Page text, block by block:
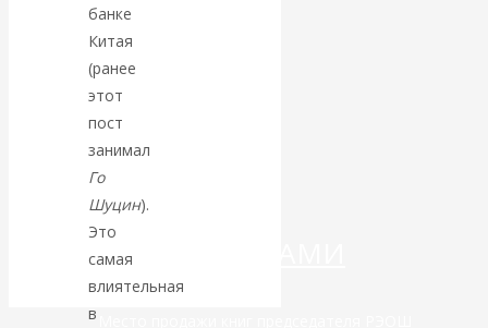
ОТМЫВАНИЯ
ДЕНЕГ»: КИТАЙ
ВЕДЁТ БОРЬБУ
КРИПТОВАЛЮТАМИ
банке
Китая
(ранее
этот
пост
занимал
Го
Шуцин).
Это
самая
влиятельная
в